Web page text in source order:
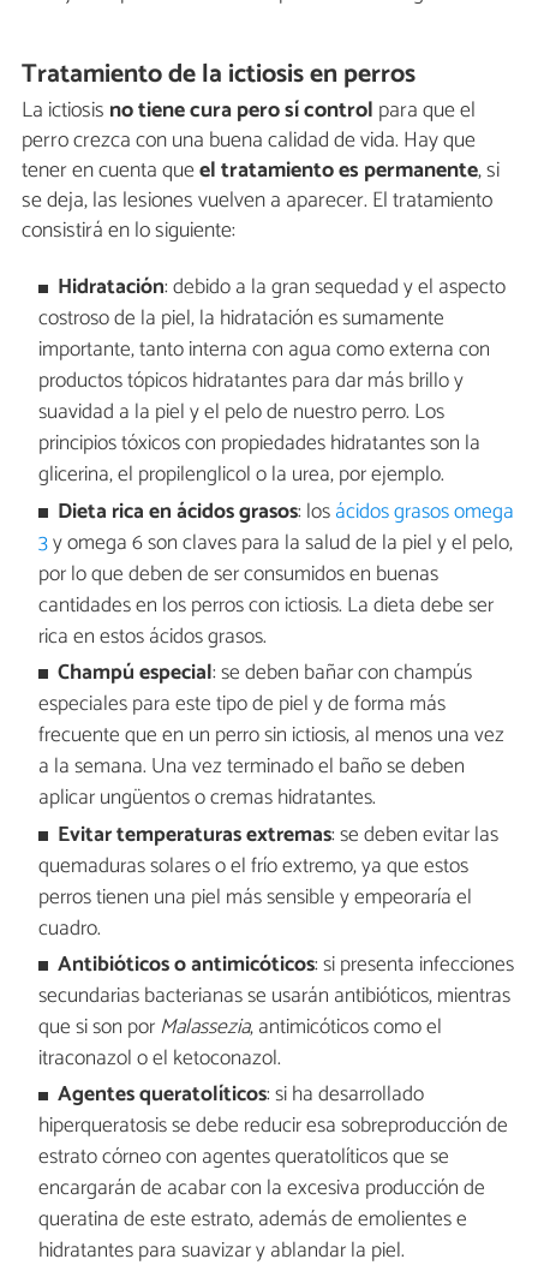
Tratamiento de la ictiosis en perros
La ictiosis no tiene cura pero sí control para que el
perro crezca con una buena calidad de vida. Hay que
tener en cuenta queel tratamiento es permanente, si
se deja, las lesiones vuelven a aparecer. El tratamiento
consistirá en lo siguiente:
Hidratación: debido a la gran sequedad y el aspecto
costroso de la piel, la hidratación es sumamente
importante, tanto interna con agua como externa con
productos tópicos hidratantes para dar más brillo y
suavidad a la piel y el pelo de nuestro perro. Los
principios tóxicos con propiedades hidratantes son la
glicerina, el propilenglicol o la urea, por ejemplo.
Dieta rica en ácidos grasos: losácidos grasos omega
3y omega 6 son claves para la salud de la piel y el pelo,
por lo que deben de ser consumidos en buenas
cantidades en los perros con ictiosis. La dieta debe ser
rica en estos ácidos grasos.
Champú especial: se deben bañar con champús
especiales para este tipo de piel y de forma más
frecuente que en un perro sin ictiosis, al menos una vez
a la semana. Una vez terminado el baño se deben
aplicar ungüentos o cremas hidratantes.
Evitar temperaturas extremas: se deben evitar las
quemaduras solares o el frío extremo, ya que estos
perros tienen una piel más sensible y empeoraría el
cuadro.
Antibióticos o antimicóticos: si presenta infecciones
secundarias bacterianas se usarán antibióticos, mientras
que si son porMalassezia, antimicóticos como el
itraconazol o el ketoconazol.
Agentes queratolíticos: si ha desarrollado
hiperqueratosis se debe reducir esa sobreproducción de
estrato córneo con agentes queratolíticos que se
encargarán de acabar con la excesiva producción de
queratina de este estrato, además de emolientes e
hidratantes para suavizar y ablandar la piel.